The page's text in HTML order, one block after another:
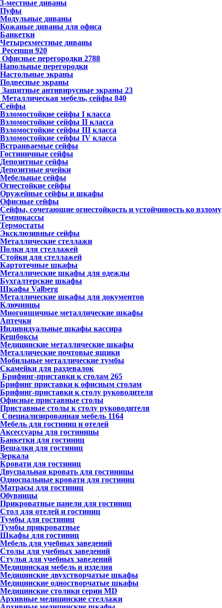
3-местные диваны
Пуфы
Модульные диваны
Кожаные диваны для офиса
Банкетки
Четырехместные диваны
Ресепшн 920
Офисные перегородки 2788
Напольные перегородки
Настольные экраны
Подвесные экраны
Защитные антивирусные экраны 23
Металлическая мебель, сейфы 840
Сейфы
Взломостойкие сейфы I класса
Взломостойкие сейфы II класса
Взломостойкие сейфы III класса
Взломостойкие сейфы IV класса
Встраиваемые сейфы
Гостиничные сейфы
Депозитные сейфы
Депозитные ячейки
Мебельные сейфы
Огнестойкие сейфы
Оружейные сейфы и шкафы
Офисные сейфы
Сейфы, сочетающие огнестойкость и устойчивость ко взлому
Темпокассы
Термостаты
Эксклюзивные сейфы
Металлические стеллажи
Полки для стеллажей
Стойки для стеллажей
Картотечные шкафы
Металлические шкафы для одежды
Бухгалтерские шкафы
Шкафы Valberg
Металлические шкафы для документов
Ключницы
Многоящичные металлические шкафы
Аптечки
Индивидуальные шкафы кассира
Кешбоксы
Медицинские металлические шкафы
Металлические почтовые ящики
Мобильные металлические тумбы
Скамейки для раздевалок
Брифинг-приставки к столам 265
Брифинг приставки к офисным столам
Брифинг-приставки к столу руководителя
Офисные приставные столы
Приставные столы к столу руководителя
Специализированная мебель 1164
Мебель для гостиниц и отелей
Аксессуары для гостиницы
Банкетки для гостиниц
Вешалки для гостиниц
Зеркала
Кровати для гостиниц
Двуспальная кровать для гостиницы
Односпальные кровати для гостиниц
Матрасы для гостиниц
Обувницы
Прикроватные панели для гостиниц
Стол для отелей и гостиниц
Тумбы для гостиниц
Тумбы прикроватные
Шкафы для гостиниц
Мебель для учебных заведений
Столы для учебных заведений
Стулья для учебных заведений
Медицинская мебель и изделия
Медицинские двухстворчатые шкафы
Медицинские одностворчатые шкафы
Медицинские столики серии MD
Архивные медицинские стеллажи